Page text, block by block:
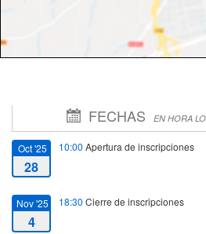
FECHAS EN HORA
Oct '25
28
10:00 Apertura de inscripciones
Nov '25
4
18:30 Cierre de inscripciones